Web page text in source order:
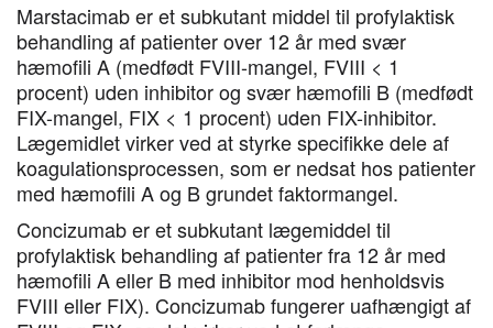
Marstacimab er et subkutant middel til profylaktisk
behandling af patienter over 12 år med svær
hæmofili A (medfødt FVIII-mangel, FVIII < 1
procent) uden inhibitor og svær hæmofili B (medfødt
FIX-mangel, FIX < 1 procent) uden FIX-inhibitor.
Lægemidlet virker ved at styrke specifikke dele af
koagulationsprocessen, som er nedsat hos patienter
med hæmofili A og B grundet faktormangel.
Concizumab er et subkutant lægemiddel til
profylaktisk behandling af patienter fra 12 år med
hæmofili A eller B med inhibitor mod henholdsvis
FVIII eller FIX). Concizumab fungerer uafhængigt af